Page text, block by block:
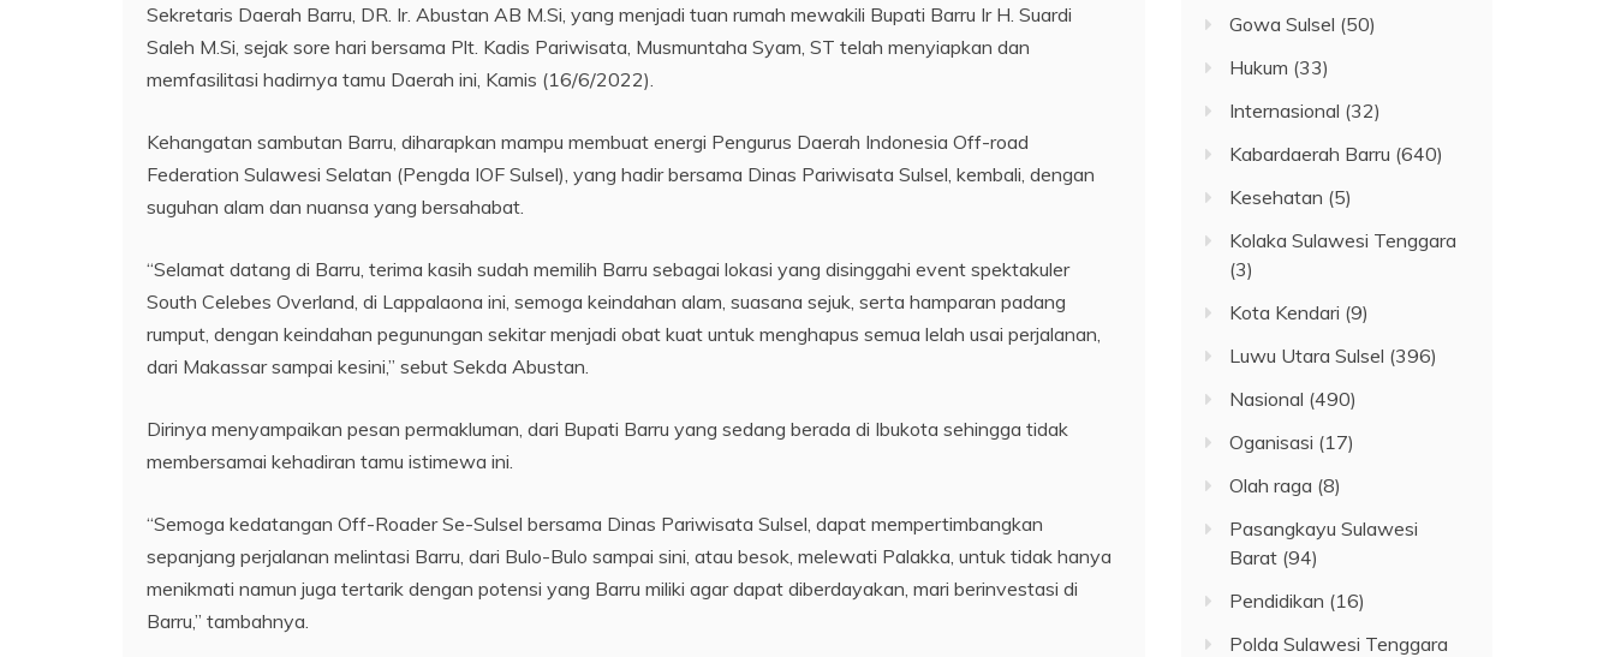
Sekretaris Daerah Barru, DR. Ir. Abustan AB M.Si, yang menjadi tuan rumah mewakili Bupati Barru Ir H. Suardi
Saleh M.Si, sejak sore hari bersama Plt. Kadis Pariwisata, Musmuntaha Syam, ST telah menyiapkan dan
memfasilitasi hadirnya tamu Daerah ini, Kamis (16/6/2022).
Kehangatan sambutan Barru, diharapkan mampu membuat energi Pengurus Daerah Indonesia Off-road
Federation Sulawesi Selatan (Pengda IOF Sulsel), yang hadir bersama Dinas Pariwisata Sulsel, kembali, dengan
suguhan alam dan nuansa yang bersahabat.
“Selamat datang di Barru, terima kasih sudah memilih Barru sebagai lokasi yang disinggahi event spektakuler
South Celebes Overland, di Lappalaona ini, semoga keindahan alam, suasana sejuk, serta hamparan padang
rumput, dengan keindahan pegunungan sekitar menjadi obat kuat untuk menghapus semua lelah usai perjalanan,
dari Makassar sampai kesini,” sebut Sekda Abustan.
Dirinya menyampaikan pesan permakluman, dari Bupati Barru yang sedang berada di Ibukota sehingga tidak
membersamai kehadiran tamu istimewa ini.
“Semoga kedatangan Off-Roader Se-Sulsel bersama Dinas Pariwisata Sulsel, dapat mempertimbangkan
sepanjang perjalanan melintasi Barru, dari Bulo-Bulo sampai sini, atau besok, melewati Palakka, untuk tidak hanya
menikmati namun juga tertarik dengan potensi yang Barru miliki agar dapat diberdayakan, mari berinvestasi di
Barru,” tambahnya.
Gowa Sulsel (50)
Hukum (33)
Internasional (32)
Kabardaerah Barru (640)
Kesehatan (5)
Kolaka Sulawesi Tenggara
(3)
Kota Kendari (9)
Luwu Utara Sulsel (396)
Nasional (490)
Oganisasi (17)
Olah raga (8)
Pasangkayu Sulawesi
Barat (94)
Pendidikan (16)
Polda Sulawesi Tenggara